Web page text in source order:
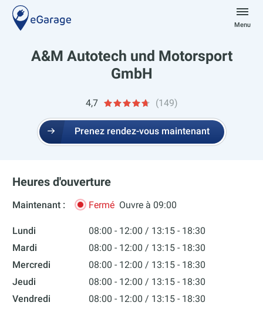
Aller
contenu
Menu
A&M Autotech und Motorsport
GmbH
4,7 (149)
Prenez rendez-vous maintenant
Heures d'ouverture
Maintenant : Fermé Ouvre à 09:00
Lundi 08:00 - 12:00
13:15 - 18:30
Mardi
08:00 - 12:00
13:15 - 18:30
Mercredi
08:00 - 12:00
13:15 - 18:30
Jeudi
08:00 - 12:00
13:15 - 18:30
Vendredi
08:00 - 12:00
13:15 - 18:30